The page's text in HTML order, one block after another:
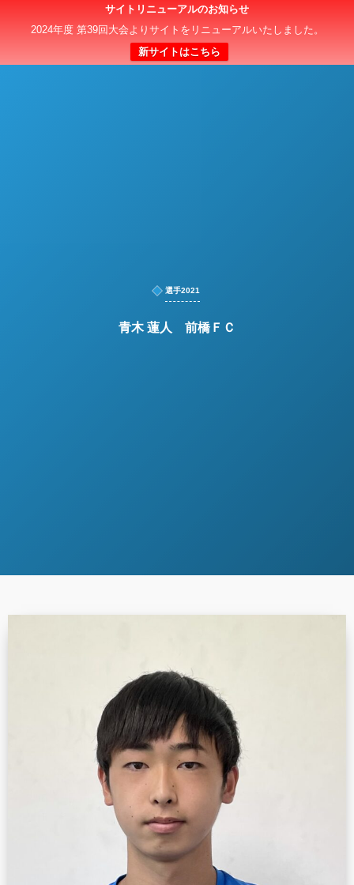
サイトリニューアルのお知らせ
2024年度 第39回大会よりサイトをリニューアルいたしました。
新サイトはこちら
日本クラブユースサッカー選手権（U-15）大会
選手2021
青木 蓮人 前橋ＦＣ